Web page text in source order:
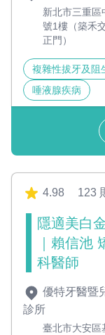
新北市三重區
號1樓（築禾
正門）
複雜性拔牙及阻
唾液腺疾病
4.98 123
隱適美白
｜賴信池
科醫師
優特牙醫暨
診所
臺北市大安區